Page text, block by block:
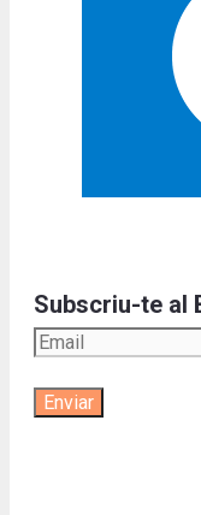
Subscriu-te al